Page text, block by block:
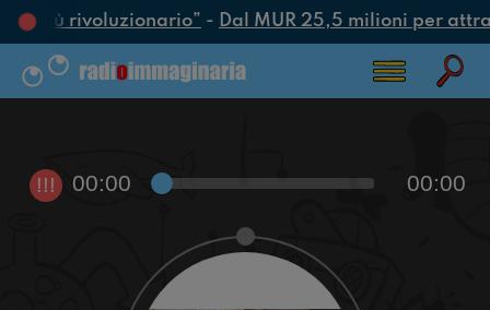
più rivoluzionario”- Dal MUR 25,5 milioni per
!!! 00:00 00:00